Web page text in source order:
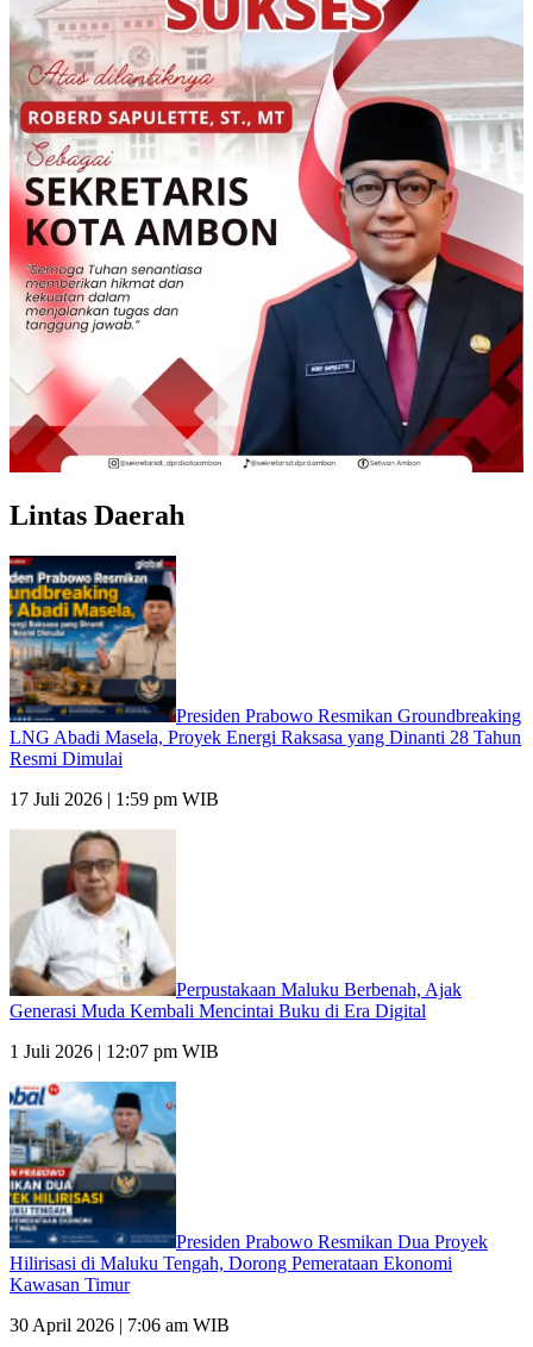
Lintas Daerah
Presiden Prabowo Resmikan Groundbreaking
LNG Abadi Masela, Proyek Energi Raksasa yang Dinanti 28 Tahun
Resmi Dimulai
17 Juli 2026 | 1:59 pm WIB
Perpustakaan Maluku Berbenah, Ajak
Generasi Muda Kembali Mencintai Buku di Era Digital
1 Juli 2026 | 12:07 pm WIB
Presiden Prabowo Resmikan Dua Proyek
Hilirisasi di Maluku Tengah, Dorong Pemerataan Ekonomi
Kawasan Timur
30 April 2026 | 7:06 am WIB